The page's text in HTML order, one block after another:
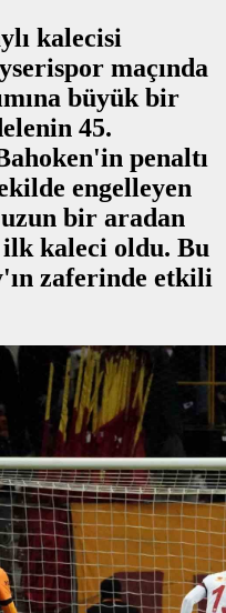
kalecisi
maçında
büyük bir
45.
penaltı
engelleyen
bir aradan
kaleci oldu. Bu
zaferinde etkili